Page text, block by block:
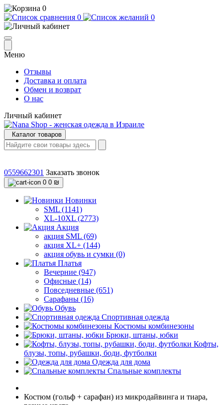
0
0
0
Меню
Отзывы
Доставка и оплата
Обмен и возврат
О нас
Личный кабинет
Каталог товаров
0559662301 Заказать звонок
0 0 ₪
Новинки
SML (1141)
XL-10XL (2773)
Акция
акция SML (69)
акция XL+ (144)
акция обувь и сумки (0)
Платья
Вечерние (947)
Офисные (14)
Повседневные (651)
Сарафаны (16)
Обувь
Спортивная одежда
Костюмы комбинезоны
Брюки, штаны, юбки
Кофты,
блузы, топы, рубашки, боди, футболки
Одежда для дома
Спальные комплекты
Костюм (гольф + сарафан) из микродайвинга и тиара,